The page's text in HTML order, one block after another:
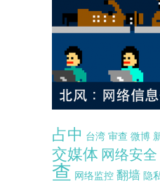
占中 台湾 审查 微博
交媒体 网络安全
查 网络监控 翻墙 隐